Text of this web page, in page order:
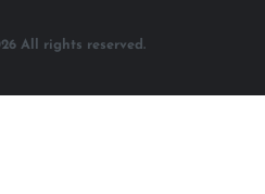
All rights reserved.